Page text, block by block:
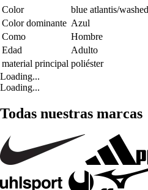
Color
blue atlantis/
Color dominante Azul
Como
Hombre
Edad
Adulto
material principal poliéster
Loading...
Loading...
Todas nuestras marcas